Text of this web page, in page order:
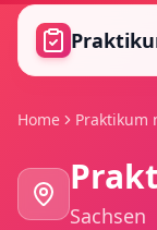
Zum Hauptinhalt
Home Praktikum
Sachsen